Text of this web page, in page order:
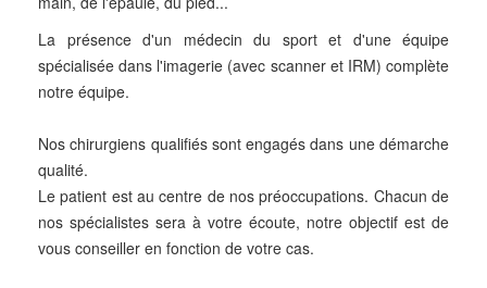
La présence d'un médecin du sport et d'une équipe
spécialisée dans l'imagerie (avec scanner et IRM) complète
notre équipe.
Nos chirurgiens qualifiés sont engagés dans une démarche
qualité.
Le patient est au centre de nos préoccupations. Chacun de
nos spécialistes sera à votre écoute, notre objectif est de
vous conseiller en fonction de votre cas.